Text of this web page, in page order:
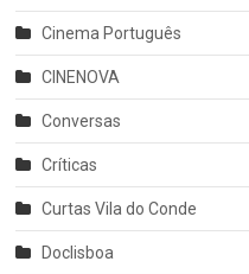
Cinema Português
CINENOVA
Conversas
Críticas
Curtas Vila do Conde
Doclisboa